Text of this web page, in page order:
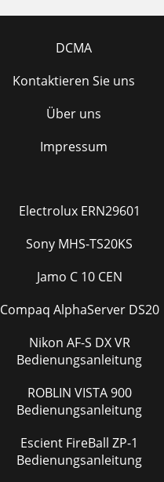
DCMA
Kontaktieren Sie uns
Über uns
Impressum
Electrolux ERN29601
Sony MHS-TS20KS
Jamo C 10 CEN
Compaq AlphaServer DS20
Nikon AF-S DX VR
Bedienungsanleitung
ROBLIN VISTA 900
Bedienungsanleitung
Escient FireBall ZP-1
Bedienungsanleitung